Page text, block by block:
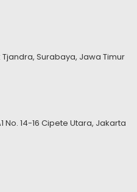
Tjandra, Surabaya, Jawa Timur
No. 14-16 Cipete Utara, Jakarta